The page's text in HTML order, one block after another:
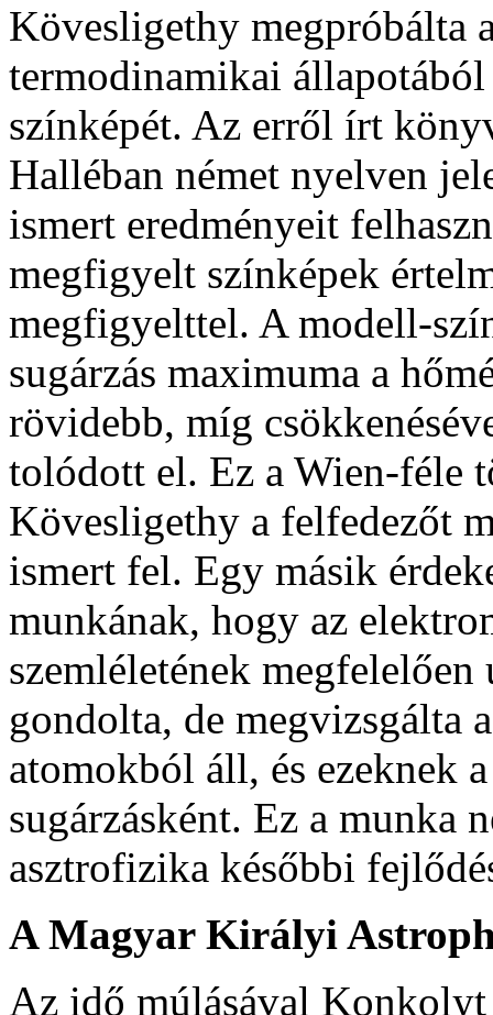
Kövesligethy megpróbálta
termodinamikai
színképét. Az erről írt
Halléban német nyelven
ismert eredményeit
megfigyelt színképek
megfigyelttel. A modell-
sugárzás maximuma a
rövidebb, míg
tolódott el. Ez a Wien-féle
Kövesligethy a felfedezőt
ismert fel. Egy másik
munkának, hogy az
szemléletének megfelelően
gondolta, de megvizsgálta
atomokból áll, és ezeknek
sugárzásként. Ez a munka
asztrofizika későbbi
A Magyar Királyi
Az idő múlásával Konkolyt